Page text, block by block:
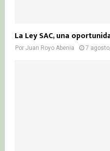
La Ley SAC, una
Por Juan Royo Abenia 7